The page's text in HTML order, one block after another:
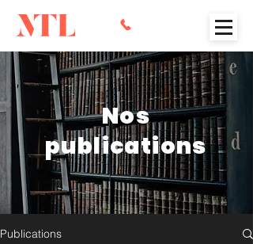
Nos
publications
Publications